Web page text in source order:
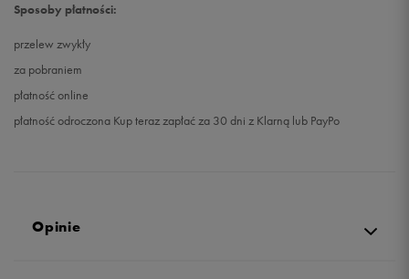
Sposoby płatności:
przelew zwykły
za pobraniem
płatność online
płatność odroczona Kup teraz zapłać za 30 dni z Klarną lub PayPo
Opinie